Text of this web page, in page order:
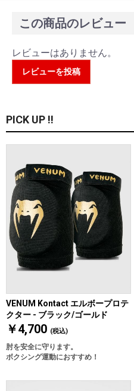
この商品のレビュー
レビューはありません。
レビューを投稿
PICK UP !!
VENUM Kontact エルボープロテ
クター - ブラック/ゴールド
￥4,700 (税込)
肘を安全に守ります。
ボクシング運動におすすめ！